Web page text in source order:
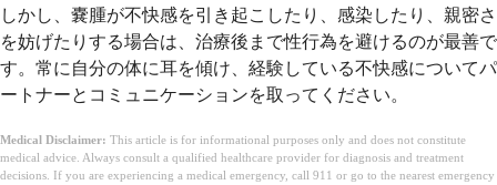
しかし、嚢腫が不快感を引き起こしたり、感染したり、親密さ
を妨げたりする場合は、治療後まで性行為を避けるのが最善で
す。常に自分の体に耳を傾け、経験している不快感についてパ
ートナーとコミュニケーションを取ってください。
Medical Disclaimer: This article is for informational purposes only and does not constitute
medical advice. Always consult a qualified healthcare provider for diagnosis and treatment
decisions. If you are experiencing a medical emergency, call 911 or go to the nearest emergency